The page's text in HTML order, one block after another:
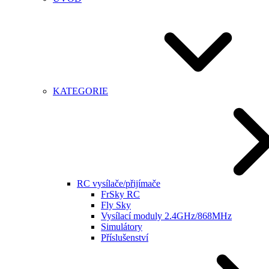
KATEGORIE
RC vysílače/přijímače
FrSky RC
Fly Sky
Vysílací moduly 2.4GHz/868MHz
Simulátory
Příslušenství